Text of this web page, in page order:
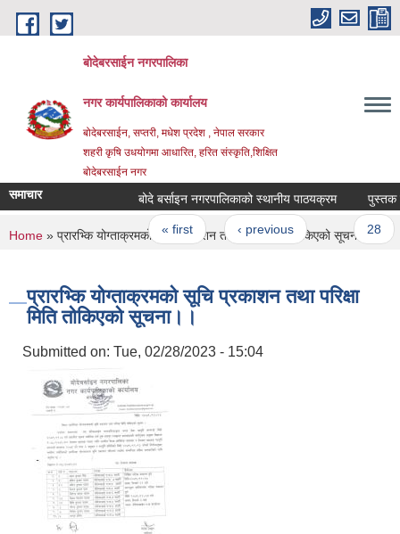
Skip to main content
बोदेबरसाईन नगरपालिका
नगर कार्यपालिकाको कार्यालय
बोदेबरसाईन, सप्तरी, मधेश प्रदेश , नेपाल सरकार
शहरी कृषि उधयोगमा आधारित, हरित संस्कृति,शिक्षित
बोदेबरसाईन नगर
समाचार बोदे बर्साइन नगरपालिकाको स्थानीय पाठयक्रम
Pages
« first ‹ previous … 28
You are here
Home » प्रारभ्कि योग्ताक्रमको सूचि प्रकाशन तथा परिक्षा मिति तोकिएको सूचना।।
प्रारभ्कि योग्ताक्रमको सूचि प्रकाशन तथा परिक्षा
मिति तोकिएको सूचना।।
Submitted on: Tue, 02/28/2023 - 15:04